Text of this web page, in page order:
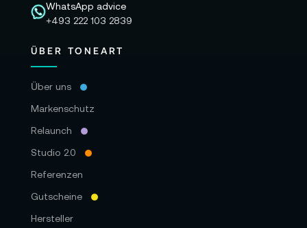
WhatsApp advice
+493 222 103 2839
ÜBER TONEART
Über uns
Markenschutz
Relaunch
Studio 2.0
Referenzen
Gutscheine
Hersteller